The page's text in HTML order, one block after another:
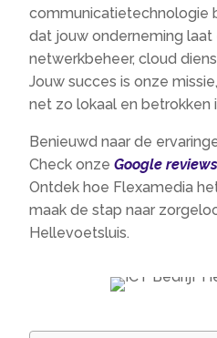
communicatietechnologie
dat jouw onderneming laat
netwerkbeheer, cloud
Jouw succes is onze
net zo lokaal en betrokken
Benieuwd naar de
Check onzeGoogle reviews
Ontdek hoe Flexamedia
maak de stap naar
Hellevoetsluis.​